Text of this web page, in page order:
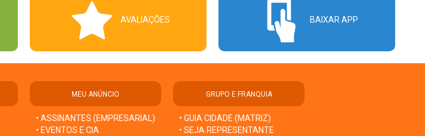
AVALIAÇÕES BAIXAR APP
MEU ANÚNCIO
• ASSINANTES (EMPRESARIAL)
• EVENTOS E CIA
GRUPO E FRANQUIA
• GUIA CIDADE (MATRIZ)
• SEJA REPRESENTANTE